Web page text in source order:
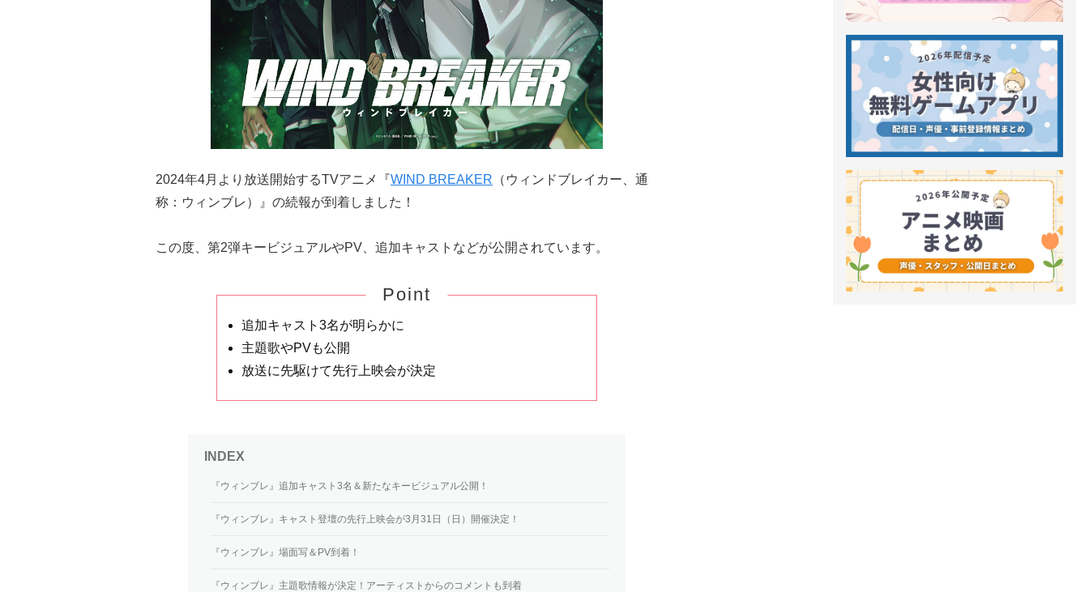
2024年4月より放送開始するTVアニメ『WIND BREAKER （ウィンドブレイカー、通
称：ウィンブレ）』の続報が到着しました！
この度、第2弾キービジュアルやPV、追加キャストなどが公開されています。
Point
追加キャスト3名が明らかに
主題歌やPVも公開
放送に先駆けて先行上映会が決定
『ウィンブレ』追加キャスト3名＆新たなキービジュアル公開！
『ウィンブレ』キャスト登壇の先行上映会が3月31日（日）開催決定！
『ウィンブレ』場面写＆PV到着！
『ウィンブレ』主題歌情報が決定！アーティストからのコメントも到着